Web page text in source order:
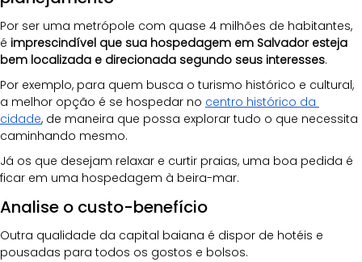
Por ser uma metrópole com quase 4 milhões de habitantes,
é imprescindível que sua hospedagem em Salvador esteja
bem localizada e direcionada segundo seus interesses.
Por exemplo, para quem busca o turismo histórico e cultural,
a melhor opção é se hospedar no centro histórico da
cidade, de maneira que possa explorar tudo o que necessita
caminhando mesmo.
Já os que desejam relaxar e curtir praias, uma boa pedida é
ficar em uma hospedagem à beira-mar.
Analise o custo-benefício
Outra qualidade da capital baiana é dispor de hotéis e
pousadas para todos os gostos e bolsos.